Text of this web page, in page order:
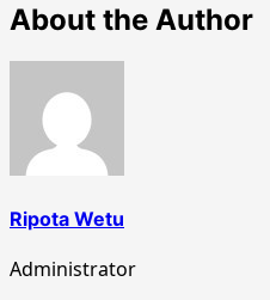
About the Author
Ripota Wetu
Administrator